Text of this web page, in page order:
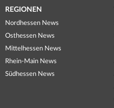
REGIONEN
Nordhessen News
Osthessen News
Mittelhessen News
Rhein-Main News
Südhessen News